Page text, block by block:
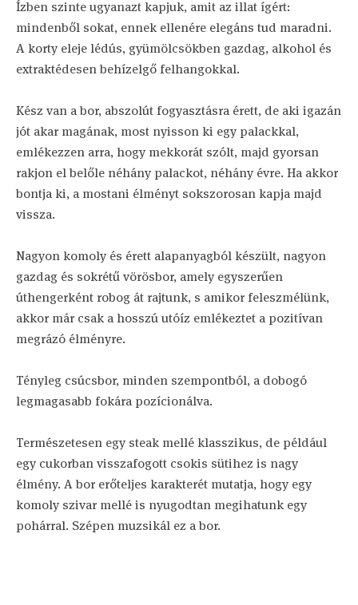
Ízben szinte ugyanazt kapjuk, amit az illat ígért:
mindenből sokat, ennek ellenére elegáns tud maradni.
A korty eleje lédús, gyümölcsökben gazdag, alkohol és
extraktédesen behízelgő felhangokkal.
Kész van a bor, abszolút fogyasztásra érett, de aki igazán
jót akar magának, most nyisson ki egy palackkal,
emlékezzen arra, hogy mekkorát szólt, majd gyorsan
rakjon el belőle néhány palackot, néhány évre. Ha akkor
bontja ki, a mostani élményt sokszorosan kapja majd
vissza.
Nagyon komoly és érett alapanyagból készült, nagyon
gazdag és sokrétű vörösbor, amely egyszerűen
úthengerként robog át rajtunk, s amikor feleszmélünk,
akkor már csak a hosszú utóíz emlékeztet a pozitívan
megrázó élményre.
Tényleg csúcsbor, minden szempontból, a dobogó
legmagasabb fokára pozícionálva.
Természetesen egy steak mellé klasszikus, de például
egy cukorban visszafogott csokis sütihez is nagy
élmény. A bor erőteljes karakterét mutatja, hogy egy
komoly szivar mellé is nyugodtan megihatunk egy
pohárral. Szépen muzsikál ez a bor.